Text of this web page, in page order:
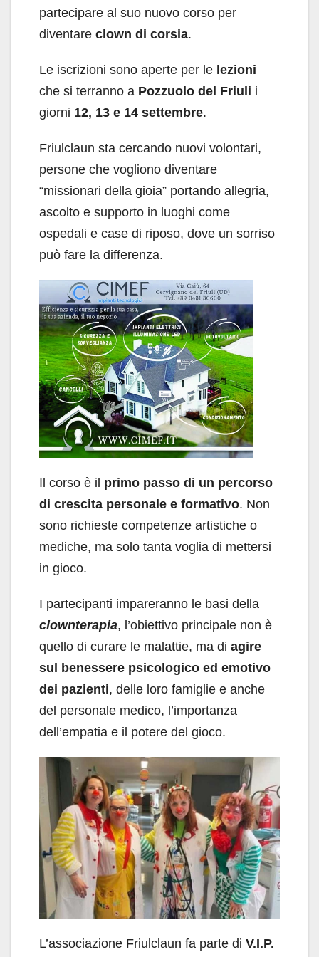
partecipare al suo nuovo corso per
diventare clown di corsia.
Le iscrizioni sono aperte per le lezioni
che si terranno a Pozzuolo del Friuli i
giorni 12, 13 e 14 settembre.
Friulclaun sta cercando nuovi volontari,
persone che vogliono diventare
“missionari della gioia” portando allegria,
ascolto e supporto in luoghi come
ospedali e case di riposo, dove un sorriso
può fare la differenza.
Il corso è il primo passo di un percorso
di crescita personale e formativo. Non
sono richieste competenze artistiche o
mediche, ma solo tanta voglia di mettersi
in gioco.
I partecipanti impareranno le basi della
clownterapia, l’obiettivo principale non è
quello di curare le malattie, ma di agire
sul benessere psicologico ed emotivo
dei pazienti, delle loro famiglie e anche
del personale medico, l’importanza
dell’empatia e il potere del gioco.
L’associazione Friulclaun fa parte di V.I.P.